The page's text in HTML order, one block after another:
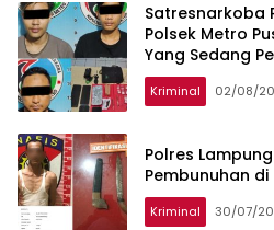
Satresnarkoba
Polsek Metro
Yang Sedang
Kriminal 02/08/
Polres
Pembunuhan
Kriminal 30/07/